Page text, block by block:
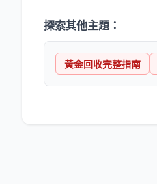
探索其他主題：
黃金回收完整指南